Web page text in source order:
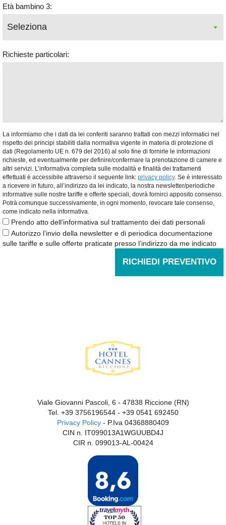
Età bambino 3:
Richieste particolari:
rispetto dei principi stabiliti dalla normativa vigente in materia di protezione di
dati (Regolamento UE n. 679 del 2016) al solo fine di fornirle le informazioni
richieste, ed eventualmente per definire/confermare la prenotazione di camere e
altri servizi. L’informativa completa sulle modalità e finalità dei trattamenti
effettuati è accessibile attraverso il seguente link: privacy policy. Se è interessato
a ricevere in futuro, all’indirizzo da lei indicato, la nostra newsletter/periodiche
informative sulle nostre tariffe e offerte speciali, dovrà fornirci apposito consenso.
Potrà comunque successivamente, in ogni momento, revocare tale consenso,
come indicato nella informativa.
Prendo atto dell’informativa sul trattamento dei dati personali
Autorizzo l’invio della newsletter e di periodica documentazione
sulle tariffe e sulle offerte praticate presso l’indirizzo da me indicato
RICHIEDI PREVENTIVO
Viale Giovanni Pascoli, 6 - 47838 Riccione (RN)
Tel.
+39 3756196544
+39 0541 692450
Privacy Policy
- P.Iva 04368880409
CIN n. IT099013A1WGUUBD4J
CIR n. 099013-AL-00424